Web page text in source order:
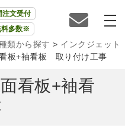
注文受付
料多数※
類から探す > インクジェット
看板+袖看板 取り付け工事
看板+袖看